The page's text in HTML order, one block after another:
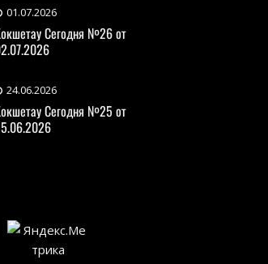
01.07.2026
Сегодня №26 от
24.06.2026
Сегодня №25 от